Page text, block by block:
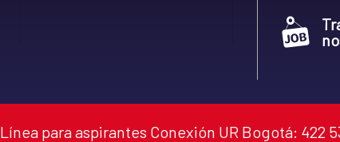
Línea para aspirantes Conexión UR Bogotá: 422